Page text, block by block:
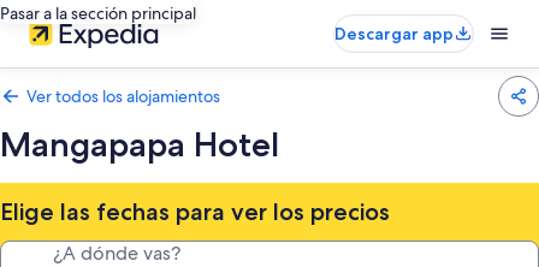
Pasar a la sección principal
Descargar app
Ver todos los alojamientos
Mangapapa Hotel
Elige las fechas para ver los precios
¿A dónde vas?